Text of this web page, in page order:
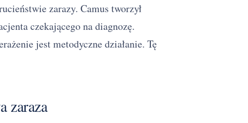
zarazy. Camus tworzył
czekającego na diagnozę.
jest metodyczne działanie. Tę
zaraza